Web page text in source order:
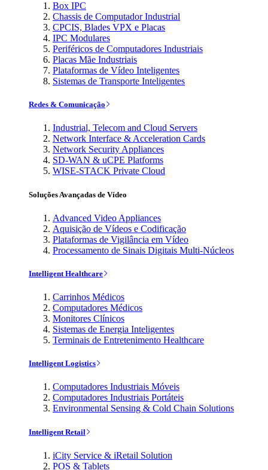
Box IPC
Chassis de Computador Industrial
CPCIS, Blades VPX e Placas
IPC Modulares
Periféricos de Computadores Industriais
Placas Mãe Industriais
Plataformas de Vídeo Inteligentes
Sistemas de Transporte Inteligentes
Redes & Comunicação
Industrial, Telecom and Cloud Servers
Network Interface & Acceleration Cards
Network Security Appliances
SD-WAN & uCPE Platforms
WISE-STACK Private Cloud
Soluções Avançadas de Vídeo
Advanced Video Appliances
Aquisição de Vídeos e Codificação
Plataformas de Vigilância em Vídeo
Processamento de Sinais Digitais Multi-Núcleos
Intelligent Healthcare
Carrinhos Médicos
Computadores Médicos
Monitores Clínicos
Sistemas de Energia Inteligentes
Terminais de Entretenimento Healthcare
Intelligent Logistics
Computadores Industriais Móveis
Computadores Industriais Portáteis
Environmental Sensing & Cold Chain Solutions
Intelligent Retail
iCity Service & iRetail Solution
POS & Tablets